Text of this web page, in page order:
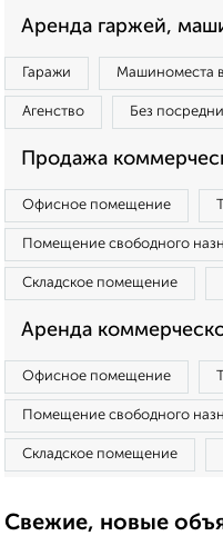
Аренда гаржей,
Гаражи Машиноместа
Агенство Без
Продажа
Офисное помещение
Помещение свободного
Складское помещение
Аренда
Офисное помещение
Помещение свободного
Складское помещение
Свежие, новые